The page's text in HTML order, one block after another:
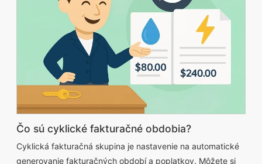
Čo sú cyklické fakturačné obdobia?
Cyklická fakturačná skupina je nastavenie na automatické
generovanie fakturačných období a poplatkov. Môžete si